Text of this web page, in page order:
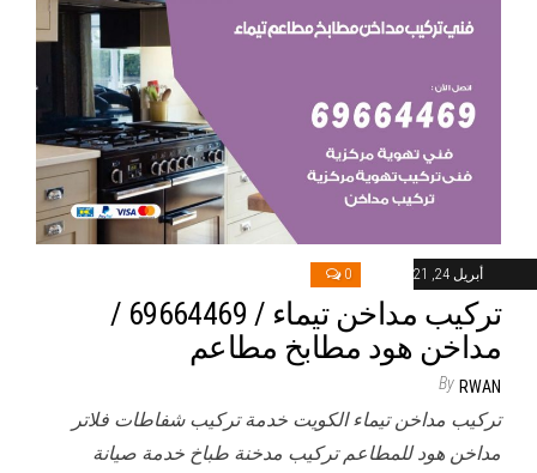
أبريل 24, 2021 0
تركيب مداخن تيماء / 69664469 /
مداخن هود مطابخ مطاعم
By RWAN
تركيب مداخن تيماء الكويت خدمة تركيب شفاطات فلاتر
مداخن هود للمطاعم تركيب مدخنة طباخ خدمة صيانة